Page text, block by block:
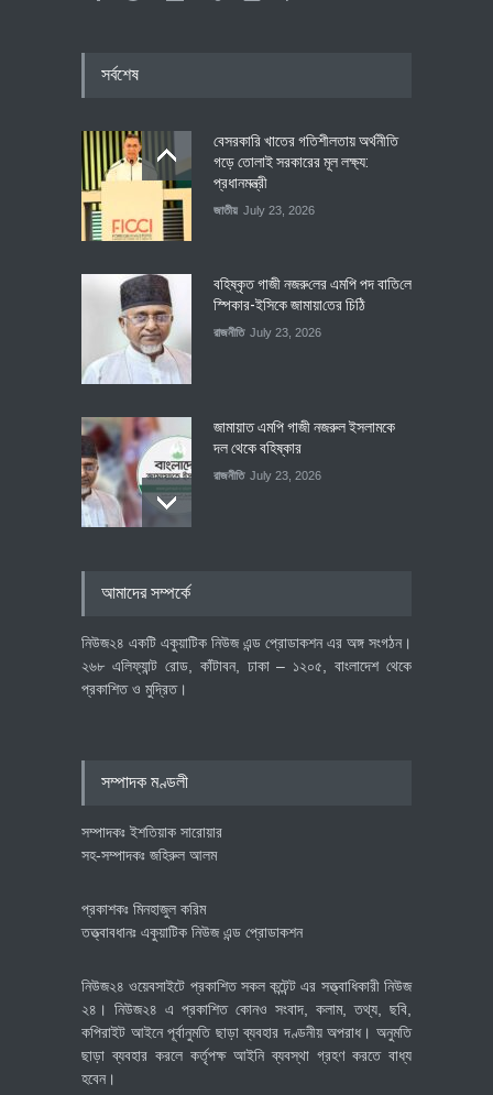
সর্বশেষ
বেসরকারি খাতের গতিশীলতায় অর্থনীতি
গড়ে তোলাই সরকারের মূল লক্ষ্য:
প্রধানমন্ত্রী
জাতীয় July 23, 2026
বহিষ্কৃত গাজী নজরু‌লের এম‌পি পদ বা‌তি‌লে
স্পিকার-ইসিকে জামায়া‌তের চি‌ঠি
রাজনীতি July 23, 2026
জামায়াত এমপি গাজী নজরুল ইসলামকে
দল থেকে বহিষ্কার
রাজনীতি July 23, 2026
আমাদের সম্পর্কে
নিউজ২৪ একটি একুয়াটিক নিউজ এন্ড প্রোডাকশন এর অঙ্গ সংগঠন।
২৬৮ এলিফ্যান্ট রোড, কাঁটাবন, ঢাকা – ১২০৫, বাংলাদেশ থেকে
প্রকাশিত ও মুদ্রিত।
সম্পাদক মণ্ডলী
সম্পাদকঃ ইশতিয়াক সারোয়ার
সহ-সম্পাদকঃ জহিরুল আলম
প্রকাশকঃ মিনহাজুল করিম
তত্ত্বাবধানঃ একুয়াটিক নিউজ এন্ড প্রোডাকশন
নিউজ২৪ ওয়েবসাইটে প্রকাশিত সকল কন্টেন্ট এর সত্ত্বাধিকারী নিউজ
২৪। নিউজ২৪ এ প্রকাশিত কোনও সংবাদ, কলাম, তথ্য, ছবি,
কপিরাইট আইনে পূর্বানুমতি ছাড়া ব্যবহার দণ্ডনীয় অপরাধ। অনুমতি
ছাড়া ব্যবহার করলে কর্তৃপক্ষ আইনি ব্যবস্থা গ্রহণ করতে বাধ্য
হবেন।